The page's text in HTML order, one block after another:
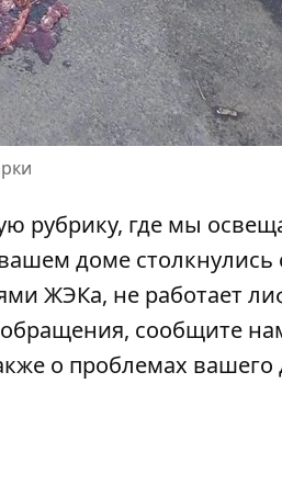
рубрику, где мы
доме
ЖЭКа, не работает
сообщите
о проблемах